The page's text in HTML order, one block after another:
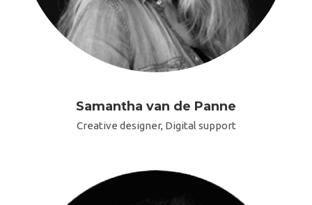
Samantha van de Panne
Creative designer, Digital support